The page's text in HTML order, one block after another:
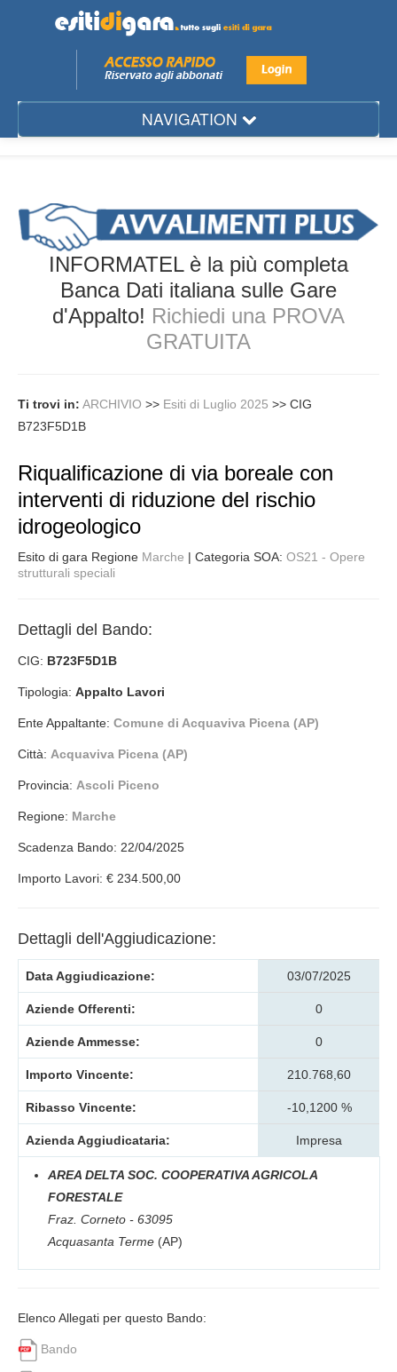
NAVIGATION
Provincia
Città
Settore
Ente
INFORMATEL è la più completa
Banca Dati italiana sulle Gare
d'Appalto! Richiedi una PROVA
GRATUITA
Ti trovi in: ARCHIVIO >> Esiti di Luglio 2025 >> CIG
B723F5D1B
Riqualificazione di via boreale con
interventi di riduzione del rischio
idrogeologico
Esito di gara Regione Marche | Categoria SOA: OS21 - Opere
strutturali speciali
Dettagli del Bando:
CIG: B723F5D1B
Tipologia: Appalto Lavori
Ente Appaltante: Comune di Acquaviva Picena (AP)
Città: Acquaviva Picena (AP)
Provincia: Ascoli Piceno
Regione: Marche
Scadenza Bando: 22/04/2025
Importo Lavori: € 234.500,00
Dettagli dell'Aggiudicazione:
Data Aggiudicazione: 03/07/2025
Aziende Offerenti: 0
Aziende Ammesse: 0
Importo Vincente: 210.768,60
Ribasso Vincente: -10,1200 %
Azienda Aggiudicataria: Impresa
AREA DELTA SOC. COOPERATIVA AGRICOLA
FORESTALE
Fraz. Corneto - 63095
Acquasanta Terme (AP)
Elenco Allegati per questo Bando:
Bando